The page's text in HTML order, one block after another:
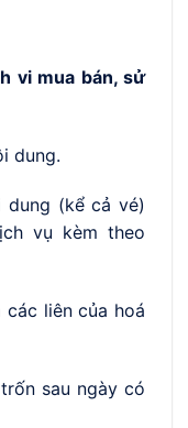
vi mua bán, sử
dung.
(kể cả vé)
vụ kèm theo
liên của hoá
sau ngày có